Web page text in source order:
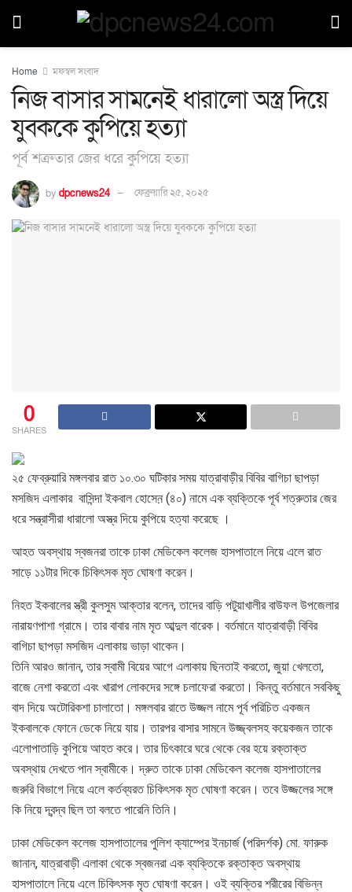
Home মফস্বল সংবাদ
নিজ বাসার সামনেই ধারালো অস্ত্র দিয়ে
যুবককে কুপিয়ে হত্যা
পূর্ব শত্রুতার জের ধরে কুপিয়ে হত্যা
by dpcnews24 ফেব্রুয়ারি ২৫, ২০২৫
0
SHARES
২৫ ফেব্রুয়ারি মঙ্গলবার রাত ১০.৩০ ঘটিকার সময় যাত্রাবাড়ীর বিবির বাগিচা ছাপড়া
মসজিদ এলাকার বাসিন্দা ইকবাল হোসেন় (৪০) নামে এক ব্যক্তিকে পূর্ব শত্রুতার জের
ধরে সন্ত্রাসীরা ধারালো অস্ত্র দিয়ে কুপিয়ে হত্যা করেছে ।
আহত অবস্থায় স্বজনরা তাকে ঢাকা মেডিকেল কলেজ হাসপাতালে নিয়ে এলে রাত
সাড়ে ১১টার দিকে চিকিৎসক মৃত ঘোষণা করেন।
নিহত ইকবালের স্ত্রী কুলসুম আক্তার বলেন, তাদের বাড়ি পটুয়াখালীর বাউফল উপজেলার
নারায়ণপাশা গ্রামে। তার বাবার নাম মৃত আব্দুল বারেক। বর্তমানে যাত্রাবাড়ী বিবির
বাগিচা ছাপড়া মসজিদ এলাকায় ভাড়া থাকেন।
তিনি আরও জানান, তার স্বামী বিয়ের আগে এলাকায় ছিনতাই করতো, জুয়া খেলতো,
বাজে নেশা করতো এবং খারাপ লোকদের সঙ্গে চলাফেরা করতো। কিন্তু বর্তমানে সবকিছু
বাদ দিয়ে অটোরিকশা চালাতো। মঙ্গলবার রাতে উজ্জল নামে পূর্ব পরিচিত একজন
ইকবালকে ফোনে ডেকে নিয়ে যায়। তারপর বাসার সামনে উজ্জ্বলসহ কয়েকজন তাকে
এলোপাতাড়ি কুপিয়ে আহত করে। তার চিৎকারে ঘরে থেকে বের হয়ে রক্তাক্ত
অবস্থায় দেখতে পান স্বামীকে। দ্রুত তাকে ঢাকা মেডিকেল কলেজ হাসপাতালের
জরুরি বিভাগে নিয়ে এলে কর্তব্যরত চিকিৎসক মৃত ঘোষণা করেন। তবে উজ্জলের সঙ্গে
কি নিয়ে দ্বন্দ্ব ছিল তা বলতে পারেনি তিনি।
ঢাকা মেডিকেল কলেজ হাসপাতালের পুলিশ ক্যাম্পের ইনচার্জ (পরিদর্শক) মো. ফারুক
জানান, যাত্রাবাড়ী এলাকা থেকে স্বজনরা এক ব্যক্তিকে রক্তাক্ত অবস্থায়
হাসপাতালে নিয়ে এলে চিকিৎসক মৃত ঘোষণা করেন। ওই ব্যক্তির শরীরের বিভিন্ন